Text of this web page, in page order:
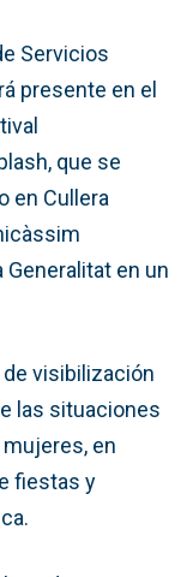
Servicios
presente en el
que se
en Cullera
en un
visibilización
las situaciones
en
fiestas y